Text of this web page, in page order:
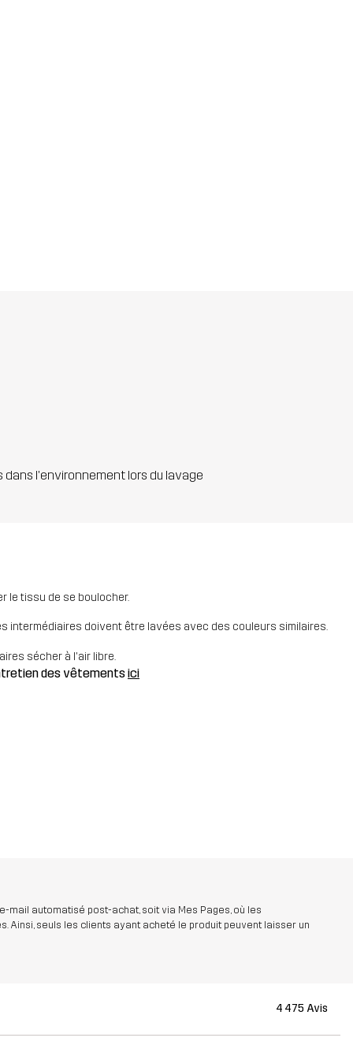
l'environnement lors du lavage
le tissu de se boulocher.
intermédiaires doivent être lavées avec des couleurs similaires.
sécher à l'air libre.
des vêtementsici
mail automatisé post-achat, soit via Mes Pages, où les
Ainsi, seuls les clients ayant acheté le produit peuvent laisser un
4 475 Avis